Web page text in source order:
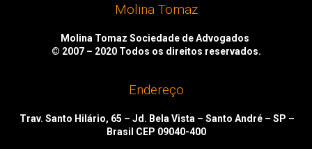
Molina Tomaz
Molina Tomaz Sociedade de Advogados
© 2007 – 2020 Todos os direitos reservados.
Endereço
Trav. Santo Hilário, 65 – Jd. Bela Vista – Santo André – SP –
Brasil CEP 09040-400